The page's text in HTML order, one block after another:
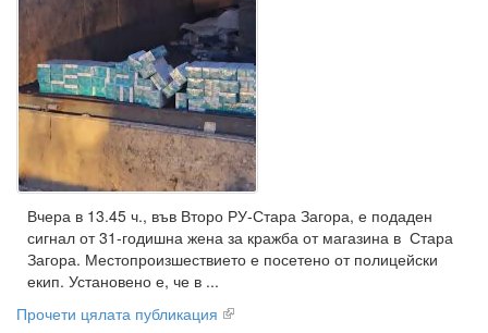
Вчера в 13.45 ч., във Второ РУ-Стара Загора, е подаден
сигнал от 31-годишна жена за кражба от магазина в Стара
Загора. Местопроизшествието е посетено от полицейски
екип. Установено е, че в ...
Прочети цялата публикация